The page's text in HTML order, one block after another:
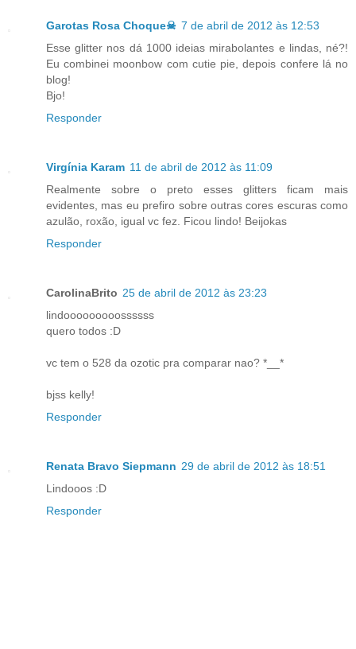
Garotas Rosa Choque☠ 7 de abril de 2012 às 12:53
Esse glitter nos dá 1000 ideias mirabolantes e lindas, né?!
Eu combinei moonbow com cutie pie, depois confere lá no
blog!
Bjo!
Responder
Virgínia Karam 11 de abril de 2012 às 11:09
Realmente sobre o preto esses glitters ficam mais
evidentes, mas eu prefiro sobre outras cores escuras como
azulão, roxão, igual vc fez. Ficou lindo! Beijokas
Responder
CarolinaBrito 25 de abril de 2012 às 23:23
lindooooooooossssss
quero todos :D
vc tem o 528 da ozotic pra comparar nao? *__*
bjss kelly!
Responder
Renata Bravo Siepmann 29 de abril de 2012 às 18:51
Lindooos :D
Responder